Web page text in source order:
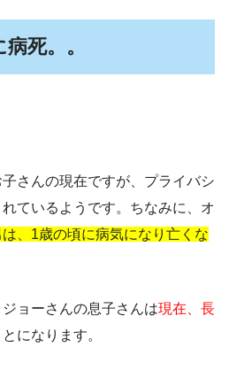
死。。
さんの現在ですが、プライバシ
ているようです。ちなみに、オ
は、1歳の頃に病気になり亡くな
ョーさんの息子さんは現在、長
になります。